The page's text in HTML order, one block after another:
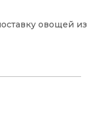
овощей из